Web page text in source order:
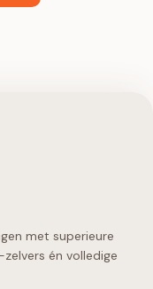
met superieure
én volledige